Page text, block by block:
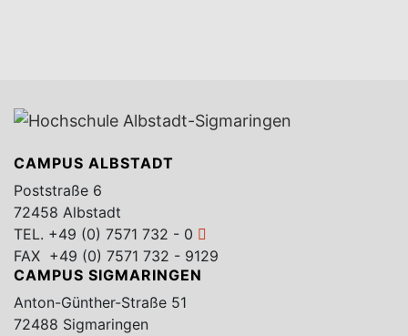
CAMPUS ALBSTADT
Poststraße 6
72458 Albstadt
TEL. +49 (0) 7571 732 - 0
FAX +49 (0) 7571 732 - 9129
CAMPUS SIGMARINGEN
Anton-Günther-Straße 51
72488 Sigmaringen